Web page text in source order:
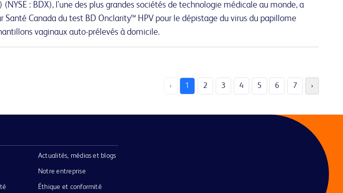
(NYSE : BDX), l'une des plus grandes sociétés de technologie médicale au monde, a
Santé Canada du test BD Onclarity™ HPV pour le dépistage du virus du papillome
vaginaux auto-prélevés à domicile.
‹ 1 2 3 4 5 6 7 ›
Actualités, médias et blogs
Notre entreprise
Éthique et conformité